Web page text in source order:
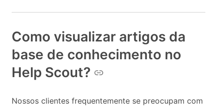
Como visualizar artigos da
base de conhecimento no
Help Scout?
Nossos clientes frequentemente se preocupam com